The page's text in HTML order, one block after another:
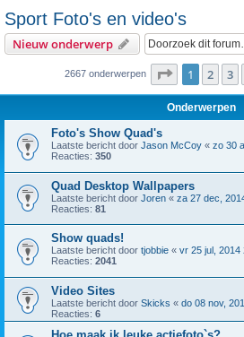
Sport Foto's en video's
Nieuw onderwerp
2667 onderwerpen Pagina van
1 2 3
Onderwerpen
Foto's Show Quad's
Laatste bericht door Jason McCoy « zo 30
Reacties: 350
Quad Desktop Wallpapers
Laatste bericht door Joren « za 27 dec,
Reacties: 81
Show quads!
Laatste bericht door tjobbie « vr 25 jul, 2014
Reacties: 2041
Video Sites
Laatste bericht door Skicks « do 08 nov,
Reacties: 6